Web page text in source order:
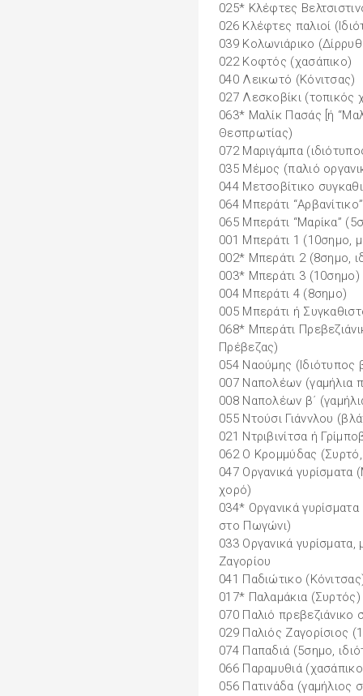
025* Κλέφτες
026 Κλέφτες παλιοί
039 Κολωνιάρικο
022 Κοφτός (χασάπικο)
040 Λεικωτό (Κόνιτσας)
027 Λεσκοβίκι (τοπικός
063* Μαλίκ Πασάς [ή
Θεσπρωτίας)
072 Μαριγάµπα
035 Μέµος (παλιό
044 Μετσοβίτικο
064 Μπεράτι
065 Μπεράτι “Μαρίκα”
001 Μπεράτι 1 (10σηµο,
002* Μπεράτι 2 (8σηµο,
003* Μπεράτι 3 (10σηµο)
004 Μπεράτι 4 (8σηµο)
005 Μπεράτι ή
068* Μπεράτι
Πρέβεζας)
054 Ναούµης
007 Ναπολέων (γαµήλια
008 Ναπολέων β΄
055 Ντούσι Γιάννλου
021 Ντριβινίτσα ή
062 Ο Κρομμύδας (Συρτό,
047 Οργανικά
χορό)
034* Οργανικά
στο Πωγώνι)
033 Οργανικά
Ζαγορίου
041 Παδιώτικο
017* Παλαµάκια (Συρτός)
070 Παλιό
029 Παλιός Ζαγορίσιος
074 Παπαδιά (5σηµο,
066 Παραµυθιά
056 Πατινάδα